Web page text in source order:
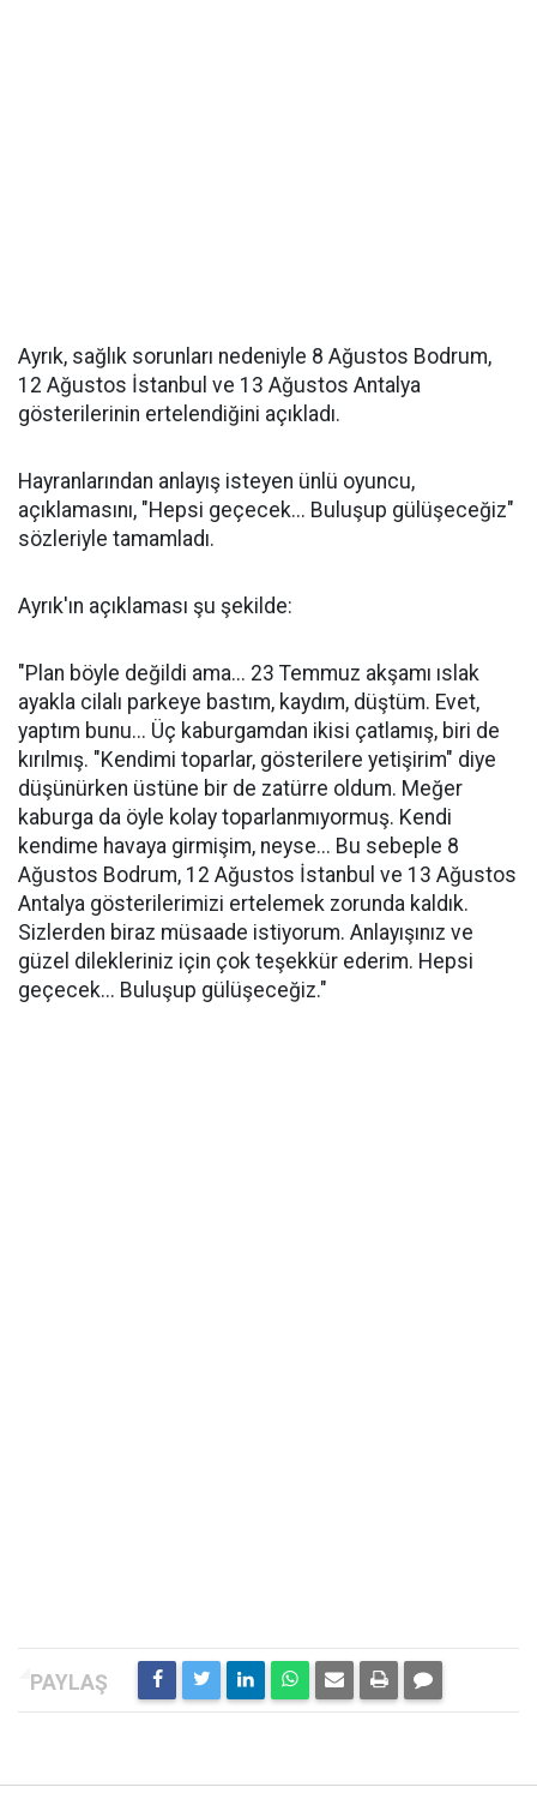
Ayrık, sağlık sorunları nedeniyle 8 Ağustos Bodrum,
12 Ağustos İstanbul ve 13 Ağustos Antalya
gösterilerinin ertelendiğini açıkladı.
Hayranlarından anlayış isteyen ünlü oyuncu,
açıklamasını, "Hepsi geçecek... Buluşup gülüşeceğiz"
sözleriyle tamamladı.
Ayrık'ın açıklaması şu şekilde:
"Plan böyle değildi ama... 23 Temmuz akşamı ıslak
ayakla cilalı parkeye bastım, kaydım, düştüm. Evet,
yaptım bunu... Üç kaburgamdan ikisi çatlamış, biri de
kırılmış. "Kendimi toparlar, gösterilere yetişirim" diye
düşünürken üstüne bir de zatürre oldum. Meğer
kaburga da öyle kolay toparlanmıyormuş. Kendi
kendime havaya girmişim, neyse... Bu sebeple 8
Ağustos Bodrum, 12 Ağustos İstanbul ve 13 Ağustos
Antalya gösterilerimizi ertelemek zorunda kaldık.
Sizlerden biraz müsaade istiyorum. Anlayışınız ve
güzel dilekleriniz için çok teşekkür ederim. Hepsi
geçecek... Buluşup gülüşeceğiz."